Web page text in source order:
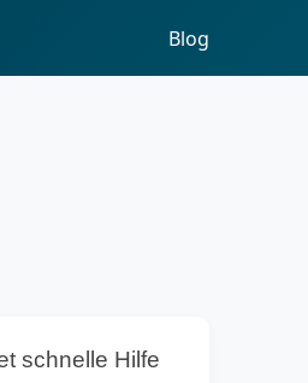
Blog
schnelle Hilfe